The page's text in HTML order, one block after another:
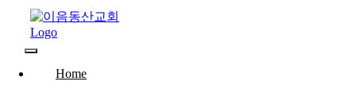
Toggle
Navigation
Home